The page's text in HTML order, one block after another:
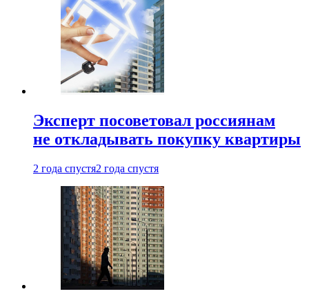
Эксперт посоветовал россиянам
не откладывать покупку квартиры
2 года спустя2 года спустя